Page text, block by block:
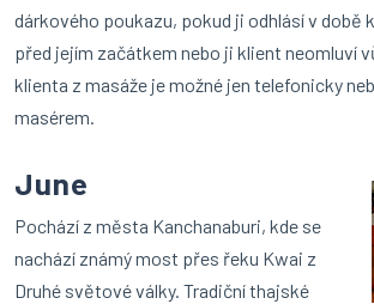
dárkového poukazu, pokud ji odhlásí v době
před jejím začátkem nebo ji klient neomluví
klienta z masáže je možné jen telefonicky
masérem.
June
Pochází z města Kanchanaburi, kde se
nachází známý most přes řeku Kwai z
Druhé světové války. Tradiční thajské